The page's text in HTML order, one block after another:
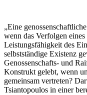
„Eine
wenn das Verfolgen
Leistungsfähigkeit des
selbstständige Existenz
Genossenschafts- und
Konstrukt gelebt, wenn
gemeinsam vertreten?
Tsiantopoulos in einer